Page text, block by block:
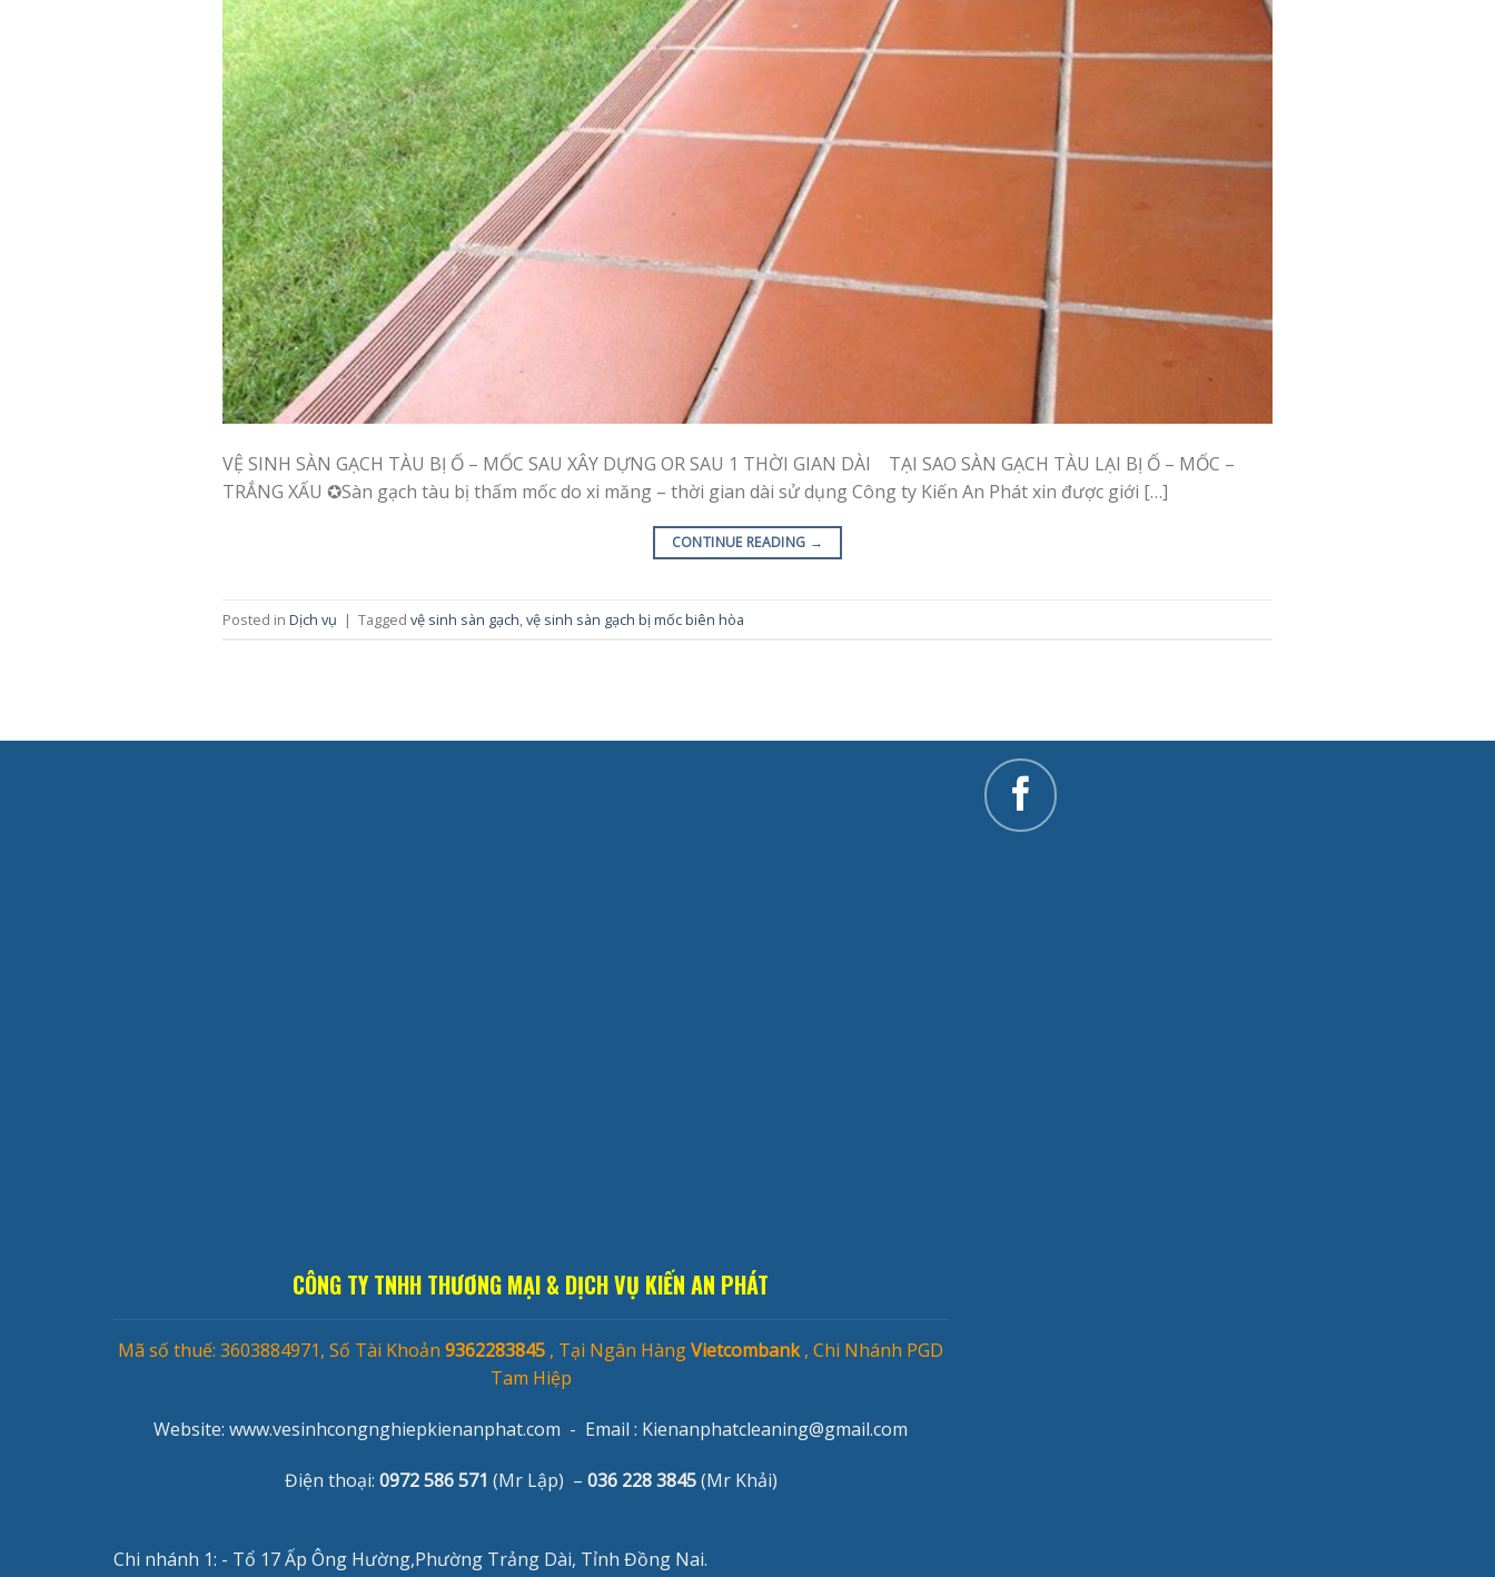
VỆ SINH SÀN GẠCH TÀU BỊ Ố – MỐC SAU XÂY DỰNG OR SAU 1 THỜI GIAN DÀI TẠI SAO SÀN GẠCH TÀU LẠI BỊ Ố – MỐC –
TRẮNG XẤU ✪Sàn gạch tàu bị thấm mốc do xi măng – thời gian dài sử dụng Công ty Kiến An Phát xin được giới […]
CONTINUE READING →
Posted in Dịch vụ | Tagged vệ sinh sàn gạch,vệ sinh sàn gạch bị mốc biên hòa
CÔNG TY TNHH THƯƠNG MẠI & DỊCH VỤ KIẾN AN PHÁT
Mã số thuế: 3603884971, Số Tài Khoản 9362283845 , Tại Ngân HàngVietcombank, Chi Nhánh PGD
Tam Hiệp
Website: www.vesinhcongnghiepkienanphat.com - Email : Kienanphatcleaning@gmail.com
Điện thoại: 0972 586 571 (Mr Lập) – 036 228 3845(Mr Khải)
Chi nhánh 1: - Tổ 17 Ấp Ông Hường,Phường Trảng Dài, Tỉnh Đồng Nai.